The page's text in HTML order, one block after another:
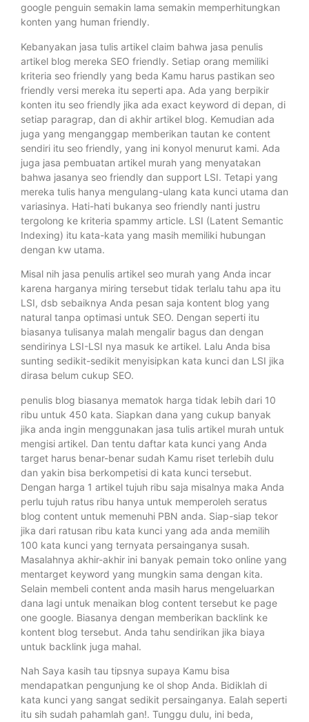
google penguin semakin lama semakin memperhitungkan
konten yang human friendly.
Kebanyakan jasa tulis artikel claim bahwa jasa penulis
artikel blog mereka SEO friendly. Setiap orang memiliki
kriteria seo friendly yang beda Kamu harus pastikan seo
friendly versi mereka itu seperti apa. Ada yang berpikir
konten itu seo friendly jika ada exact keyword di depan, di
setiap paragrap, dan di akhir artikel blog. Kemudian ada
juga yang menganggap memberikan tautan ke content
sendiri itu seo friendly, yang ini konyol menurut kami. Ada
juga jasa pembuatan artikel murah yang menyatakan
bahwa jasanya seo friendly dan support LSI. Tetapi yang
mereka tulis hanya mengulang-ulang kata kunci utama dan
variasinya. Hati-hati bukanya seo friendly nanti justru
tergolong ke kriteria spammy article. LSI (Latent Semantic
Indexing) itu kata-kata yang masih memiliki hubungan
dengan kw utama.
Misal nih jasa penulis artikel seo murah yang Anda incar
karena harganya miring tersebut tidak terlalu tahu apa itu
LSI, dsb sebaiknya Anda pesan saja kontent blog yang
natural tanpa optimasi untuk SEO. Dengan seperti itu
biasanya tulisanya malah mengalir bagus dan dengan
sendirinya LSI-LSI nya masuk ke artikel. Lalu Anda bisa
sunting sedikit-sedikit menyisipkan kata kunci dan LSI jika
dirasa belum cukup SEO.
penulis blog biasanya mematok harga tidak lebih dari 10
ribu untuk 450 kata. Siapkan dana yang cukup banyak
jika anda ingin menggunakan jasa tulis artikel murah untuk
mengisi artikel. Dan tentu daftar kata kunci yang Anda
target harus benar-benar sudah Kamu riset terlebih dulu
dan yakin bisa berkompetisi di kata kunci tersebut.
Dengan harga 1 artikel tujuh ribu saja misalnya maka Anda
perlu tujuh ratus ribu hanya untuk memperoleh seratus
blog content untuk memenuhi PBN anda. Siap-siap tekor
jika dari ratusan ribu kata kunci yang ada anda memilih
100 kata kunci yang ternyata persainganya susah.
Masalahnya akhir-akhir ini banyak pemain toko online yang
mentarget keyword yang mungkin sama dengan kita.
Selain membeli content anda masih harus mengeluarkan
dana lagi untuk menaikan blog content tersebut ke page
one google. Biasanya dengan memberikan backlink ke
kontent blog tersebut. Anda tahu sendirikan jika biaya
untuk backlink juga mahal.
Nah Saya kasih tau tipsnya supaya Kamu bisa
mendapatkan pengunjung ke ol shop Anda. Bidiklah di
kata kunci yang sangat sedikit persainganya. Ealah seperti
itu sih sudah pahamlah gan!. Tunggu dulu, ini beda,